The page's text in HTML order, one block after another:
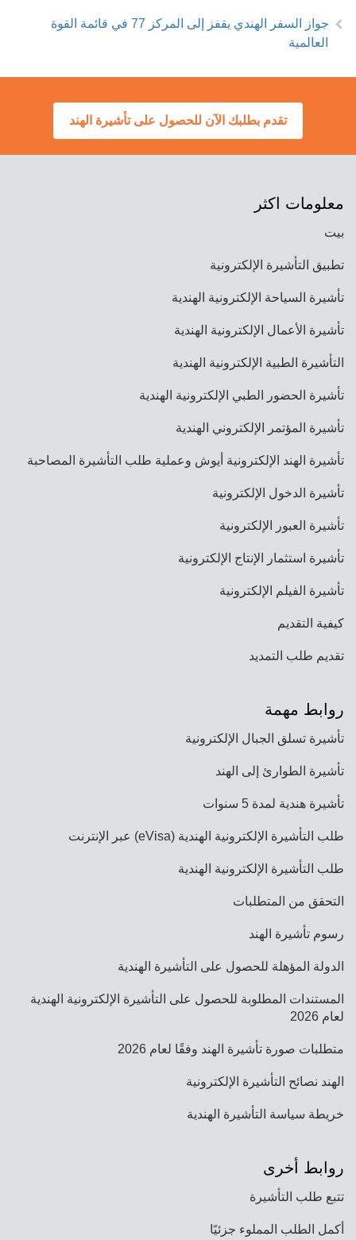
جواز السفر الهندي يقفز إلى المركز 77 في قائمة القوة
العالمية
تقدم بطلبك الآن للحصول على تأشيرة الهند
معلومات اكثر
بيت
تطبيق التأشيرة الإلكترونية
تأشيرة السياحة الإلكترونية الهندية
تأشيرة الأعمال الإلكترونية الهندية
التأشيرة الطبية الإلكترونية الهندية
تأشيرة الحضور الطبي الإلكترونية الهندية
تأشيرة المؤتمر الإلكتروني الهندية
تأشيرة الهند الإلكترونية أيوش وعملية طلب التأشيرة المصاحبة
تأشيرة الدخول الإلكترونية
تأشيرة العبور الإلكترونية
تأشيرة استثمار الإنتاج الإلكترونية
تأشيرة الفيلم الإلكترونية
كيفية التقديم
تقديم طلب التمديد
روابط مهمة
تأشيرة تسلق الجبال الإلكترونية
تأشيرة الطوارئ إلى الهند
تأشيرة هندية لمدة 5 سنوات
طلب التأشيرة الإلكترونية الهندية (eVisa) عبر الإنترنت
طلب التأشيرة الإلكترونية الهندية
التحقق من المتطلبات
رسوم تأشيرة الهند
الدولة المؤهلة للحصول على التأشيرة الهندية
المستندات المطلوبة للحصول على التأشيرة الإلكترونية الهندية
لعام 2026
متطلبات صورة تأشيرة الهند وفقًا لعام 2026
الهند نصائح التأشيرة الإلكترونية
خريطة سياسة التأشيرة الهندية
روابط أخرى
تتبع طلب التأشيرة
أكمل الطلب المملوء جزئيًا